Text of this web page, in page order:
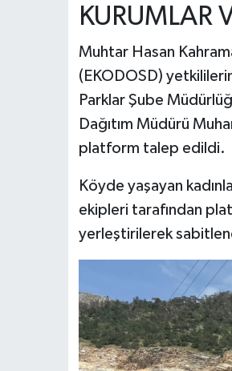
KURUMLAR
Muhtar Hasan
(EKODOSD)
Parklar Şube
Dağıtım Müdürü
platform talep edildi.
Köyde yaşayan
ekipleri tarafından
yerleştirilerek